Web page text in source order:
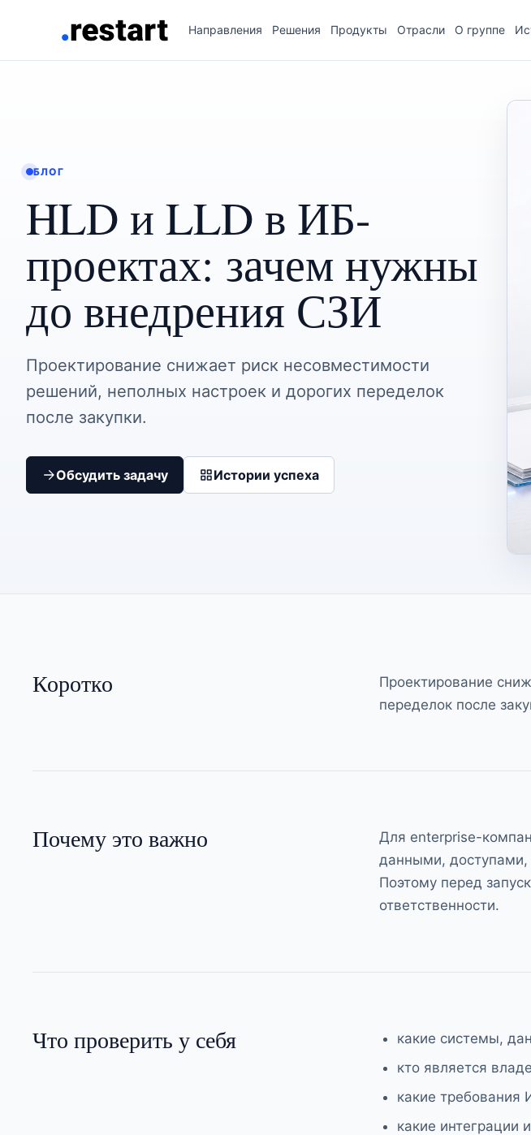
Направления Решения Продукты Отрасли О группе
БЛОГ
HLD и LLD в ИБ-
проектах: зачем нужны
до внедрения СЗИ
Проектирование снижает риск несовместимости
решений, неполных настроек и дорогих переделок
после закупки.
Обсудить задачу Истории успеха
Коротко
Проектирование
переделок после
Почему это важно
Для enterprise-
данными, доступами,
Поэтому перед
ответственности.
Что проверить у себя
какие системы,
кто является
какие
какие интеграции